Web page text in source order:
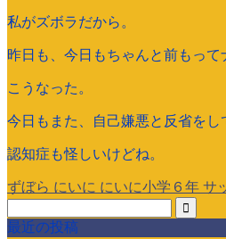
私がズボラだから。
昨日も、今日もちゃんと前もって
こうなった。
今日もまた、自己嫌悪と反省をし
認知症も怪しいけどね。
ずぼら にいに にいに小学６年 サ
最近の投稿